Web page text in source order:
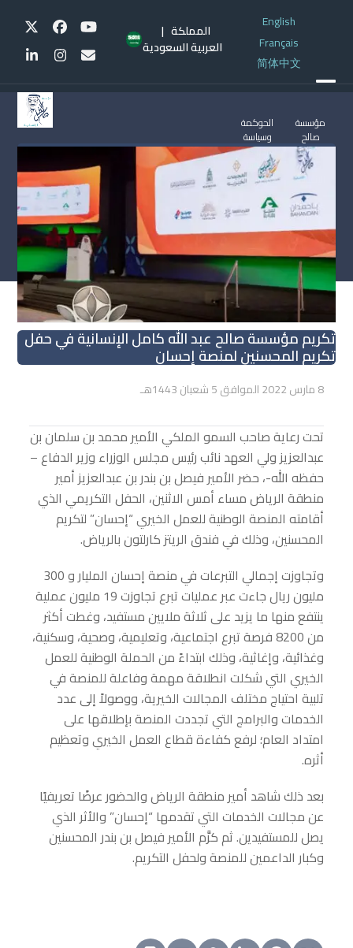
TwitterFacebookYouTube
LinkedInInstagram
Email
| المملكة
العربية السعودية
English
Français
简体中文
mobile
menu
mobile
menu
تكريم مؤسسة صالح عبد الله كامل الإنسانية في حفل
تكريم المحسنين لمنصة إحسان
8 مارس 2022 الموافق 5 شعبان 1443هـ
تحت رعاية صاحب السمو الملكي الأمير محمد بن سلمان بن
عبدالعزيز ولي العهد نائب رئيس مجلس الوزراء وزير الدفاع –
حفظه الله-، حضر الأمير فيصل بن بندر بن عبدالعزيز أمير
منطقة الرياض مساء أمس الاثنين، الحفل التكريمي الذي
أقامته المنصة الوطنية للعمل الخيري “إحسان” لتكريم
المحسنين، وذلك في فندق الريتز كارلتون بالرياض.
وتجاوزت إجمالي التبرعات في منصة إحسان المليار و 300
مليون ريال جاءت عبر عمليات تبرع تجاوزت 19 مليون عملية
ينتفع منها ما يزيد على ثلاثة ملايين مستفيد، وغطت أكثر
من 8200 فرصة تبرع اجتماعية، وتعليمية، وصحية، وسكنية،
وغذائية، وإغاثية، وذلك ابتداءً من الحملة الوطنية للعمل
الخيري التي شكلت انطلاقة مهمة وفاعلة للمنصة في
تلبية احتياج مختلف المجالات الخيرية، ووصولاً إلى عدد
الخدمات والبرامج التي تجددت المنصة بإطلاقها على
امتداد العام؛ لرفع كفاءة قطاع العمل الخيري وتعظيم
أثره.
بعد ذلك شاهد أمير منطقة الرياض والحضور عرضًا تعريفيًا
عن مجالات الخدمات التي تقدمها “إحسان” والأثر الذي
يصل للمستفيدين. ثم كرَّم الأمير فيصل بن بندر المحسنين
وكبار الداعمين للمنصة ولحفل التكريم.
مؤسسة
صالح
عبدالله
كامل
الإنسانية
© -
2026 -
جميع
الحقوق
محفوظة
الحوكمة
وسياسة
الخصوصية
(السياسات
والإجراءات)